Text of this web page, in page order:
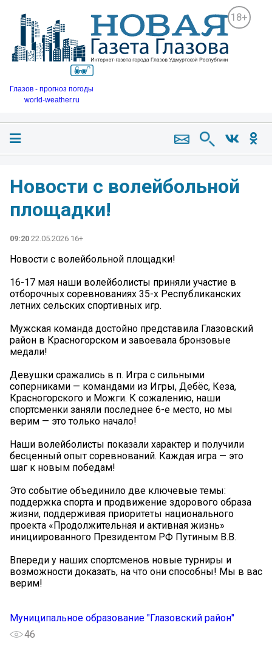
18+
Глазов - прогноз погоды
world-weather.ru
Новости с волейбольной
площадки!
09:20 22.05.2026 16+
Новости с волейбольной площадки!
16-17 мая наши волейболисты приняли участие в
отборочных соревнованиях 35-х Республиканских
летних сельских спортивных игр.
Мужская команда достойно представила Глазовский
район в Красногорском и завоевала бронзовые
медали!
Девушки сражались в п. Игра с сильными
соперниками — командами из Игры, Дебёс, Кеза,
Красногорского и Можги. К сожалению, наши
спортсменки заняли последнее 6-е место, но мы
верим — это только начало!
Наши волейболисты показали характер и получили
бесценный опыт соревнований. Каждая игра — это
шаг к новым победам!
Это событие объединило две ключевые темы:
поддержка спорта и продвижение здорового образа
жизни, поддерживая приоритеты национального
проекта «Продолжительная и активная жизнь»
инициированного Президентом РФ Путиным В.В.
Впереди у наших спортсменов новые турниры и
возможности доказать, на что они способны! Мы в вас
верим!
Муниципальное образование "Глазовский район"
46